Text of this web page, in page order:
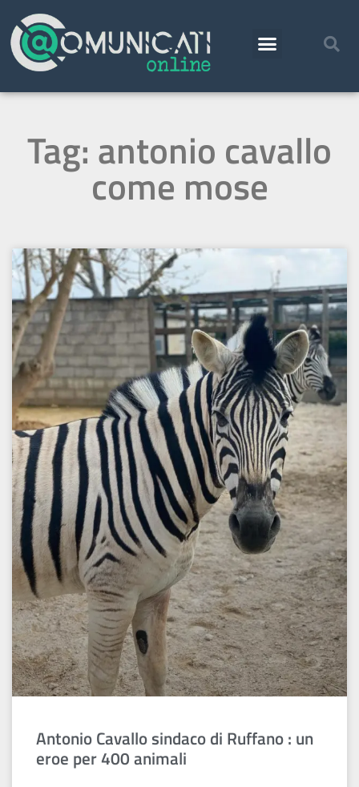
Tag: antonio cavallo
come mose
Antonio Cavallo sindaco di Ruffano : un
eroe per 400 animali